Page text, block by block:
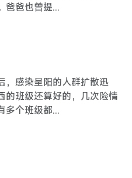
爸爸也曾提...
，感染呈阳的人群扩散迅
的班级还算好的，几次险情
多个班级都...